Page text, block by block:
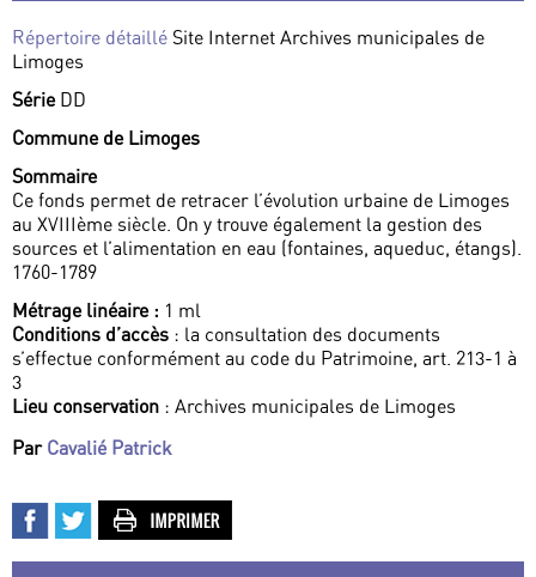
Répertoire détaillé Site Internet Archives municipales de
Limoges
Série DD
Commune de Limoges
Sommaire
Ce fonds permet de retracer l’évolution urbaine de Limoges
au XVIIIème siècle. On y trouve également la gestion des
sources et l’alimentation en eau (fontaines, aqueduc, étangs).
1760-1789
Métrage linéaire : 1 ml
Conditions d’accès : la consultation des documents
s’effectue conformément au code du Patrimoine, art. 213-1 à
3
Lieu conservation : Archives municipales de Limoges
Par Cavalié Patrick